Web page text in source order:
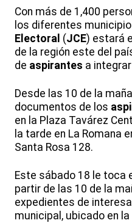
Con más de 1,400
los diferentes
Electoral (JCE) estará
de la región este del
de aspirantes a
Desde las 10 de la
documentos de los
en la Plaza Tavárez
la tarde en La Romana
Santa Rosa 128.
Este sábado 18 le toca
partir de las 10 de la
expedientes de
municipal, ubicado en